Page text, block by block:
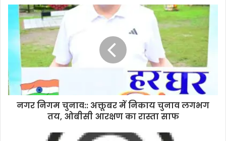
E
a
l
a
d
नगर निगम चुनाव:: अक्तूबर में निकाय चुनाव लगभग
तय, ओबीसी आरक्षण का रास्ता साफ